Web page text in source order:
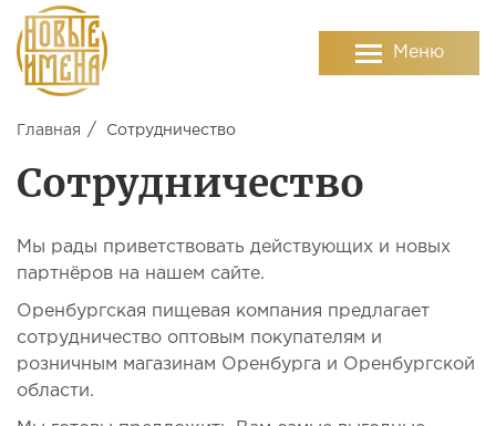
Меню
Главная Сотрудничество
Сотрудничество
Мы рады приветствовать действующих и новых
партнёров на нашем сайте.
Оренбургская пищевая компания предлагает
сотрудничество оптовым покупателям и
розничным магазинам Оренбурга и Оренбургской
области.